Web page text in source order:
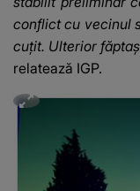
conflict cu vecinul
cuțit. Ulterior
relatează IGP.